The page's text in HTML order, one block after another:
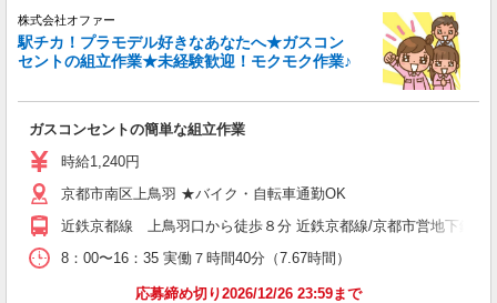
株式会社オファー
駅チカ！プラモデル好きなあなたへ★ガスコン
セントの組立作業★未経験歓迎！モクモク作業♪
ガスコンセントの簡単な組立作業
時給1,240円
京都市南区上鳥羽 ★バイク・自転車通勤OK
近鉄京都線 上鳥羽口から徒歩８分 近鉄京都線/京都市営地下鉄
8：00〜16：35 実働７時間40分（7.67時間）
応募締め切り2026/12/26 23:59まで